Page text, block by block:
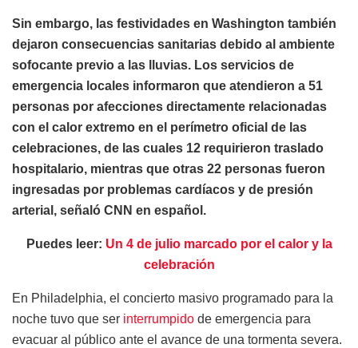
Sin embargo, las festividades en Washington también
dejaron consecuencias sanitarias debido al ambiente
sofocante previo a las lluvias. Los servicios de
emergencia locales informaron que atendieron a 51
personas por afecciones directamente relacionadas
con el calor extremo en el perímetro oficial de las
celebraciones, de las cuales 12 requirieron traslado
hospitalario, mientras que otras 22 personas fueron
ingresadas por problemas cardíacos y de presión
arterial, señaló CNN en español.
Puedes leer: Un 4 de julio marcado por el calor y la
celebración
En Philadelphia, el concierto masivo programado para la
noche tuvo que ser interrumpido de emergencia para
evacuar al público ante el avance de una tormenta severa.